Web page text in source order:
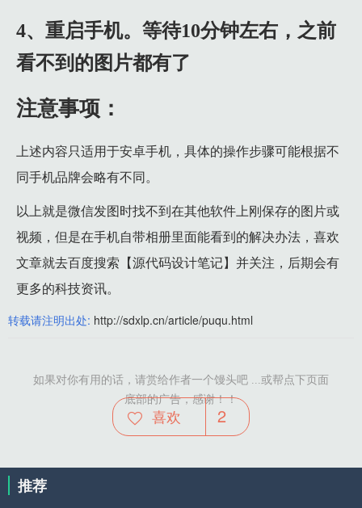
4、重启手机。等待10分钟左右，之前
看不到的图片都有了
注意事项：
上述内容只适用于安卓手机，具体的操作步骤可能根据不
同手机品牌会略有不同。
以上就是微信发图时找不到在其他软件上刚保存的图片或
视频，但是在手机自带相册里面能看到的解决办法，喜欢
文章就去百度搜索【源代码设计笔记】并关注，后期会有
更多的科技资讯。
转载请注明出处: http://sdxlp.cn/article/puqu.html
如果对你有用的话，请赏给作者一个馒头吧 ...或帮点下页面
底部的广告，感谢！！
喜欢 2
推荐